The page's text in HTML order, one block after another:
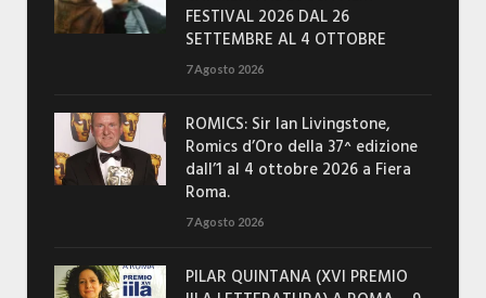
FESTIVAL 2026 DAL 26
SETTEMBRE AL 4 OTTOBRE
7 Agosto 2026
ROMICS: Sir Ian Livingstone,
Romics d’Oro della 37^ edizione
dall’1 al 4 ottobre 2026 a Fiera
Roma.
7 Agosto 2026
PILAR QUINTANA (XVI PREMIO